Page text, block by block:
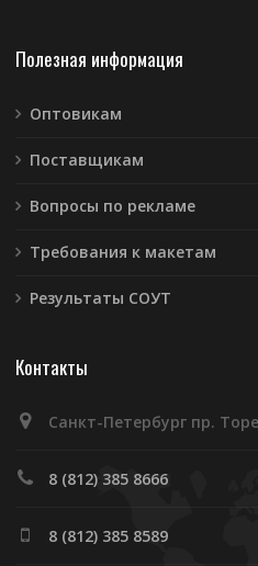
Полезная информация
Оптовикам
Поставщикам
Вопросы по рекламе
Требования к макетам
Результаты СОУТ
Контакты
Санкт-Петербург пр.
8 (812) 385 8666
8 (812) 385 8589